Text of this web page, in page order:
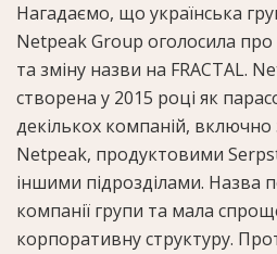
Нагадаємо, що українська
Netpeak Group оголосила
та зміну назви на FRACTAL.
створена у 2015 році як
декількох компаній,
Netpeak, продуктовими
іншими підрозділами. Назва
компанії групи та мала
корпоративну структуру.